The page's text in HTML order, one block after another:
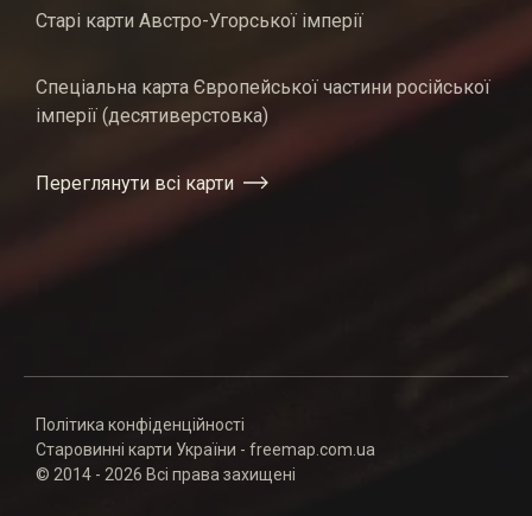
Старі карти Австро-Угорської імперії
Спеціальна карта Європейської частини російської
імперії (десятиверстовка)
Переглянути всі карти
Політика конфіденційності
Старовинні карти України - freemap.com.ua
© 2014 - 2026 Всі права захищені